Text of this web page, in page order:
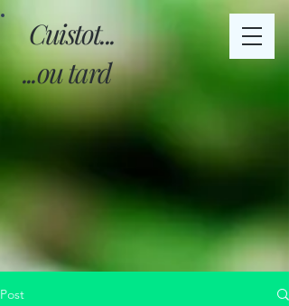
Cuistot...
...ou tard
Post